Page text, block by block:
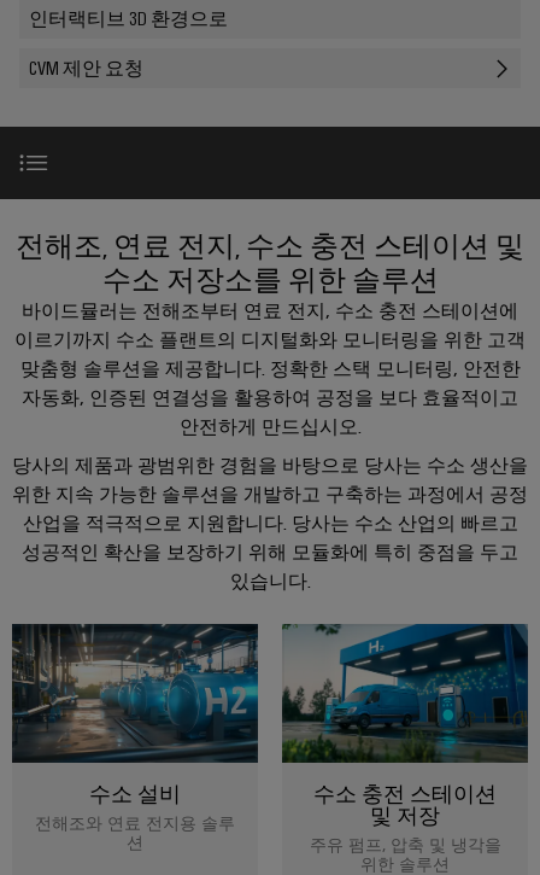
인
스
리
치
전
이
현
실
로
다
가
오
해
결
책
을
경
험
있
는
3D
세
계.
물
인
IN
결
PUSH
결
선
기
술
DC
이
크
로
그
드
u-
OS
에
지
컴
퓨
대
플
그
커
터
PCB
커
넥
터
PCB
단
자
대
클
로
저
시
스
템
및
품
조
대
스
트
립
맞
춤
형
이
블
어
셈
리
신
속
배
송
서
비
한국지사
뮬
러
국
한
국
지
사
소
개
품
및
견
적
의
이
벤
트
및
프
회사
드
러
바
드
뮬
러
의
175
년
팩
트
및
수
지
속
가
능
성
바
이
인터랙티브 3D 환경으로
CVM 제안 요청
New 사용 사례
수소 설비
수소 충전 스테이션과 수소 저장
인증
레퍼런스 및 협업
스택 상태 모니터링
다운로드
연락처
전해조, 연료 전지, 수소 충전 스테이션 및
수소 저장소를 위한 솔루션
바이드뮬러는 전해조부터 연료 전지, 수소 충전 스테이션에
이르기까지 수소 플랜트의 디지털화와 모니터링을 위한 고객
맞춤형 솔루션을 제공합니다. 정확한 스택 모니터링, 안전한
자동화, 인증된 연결성을 활용하여 공정을 보다 효율적이고
안전하게 만드십시오.
당사의 제품과 광범위한 경험을 바탕으로 당사는 수소 생산을
위한 지속 가능한 솔루션을 개발하고 구축하는 과정에서 공정
산업을 적극적으로 지원합니다. 당사는 수소 산업의 빠르고
성공적인 확산을 보장하기 위해 모듈화에 특히 중점을 두고
있습니다.
수소 설비
전해조와 연료 전지용 솔루
션
수소 충전 스테이션
및 저장
주유 펌프, 압축 및 냉각을
위한 솔루션